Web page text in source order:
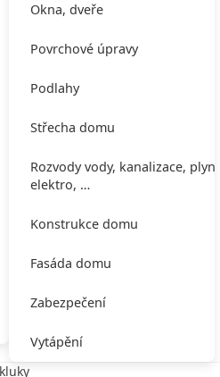
Okna, dveře
Povrchové úpravy
Podlahy
Střecha domu
Rozvody vody, kanalizace, plynu,
elektro, …
Konstrukce domu
Fasáda domu
Zabezpečení
Vytápění